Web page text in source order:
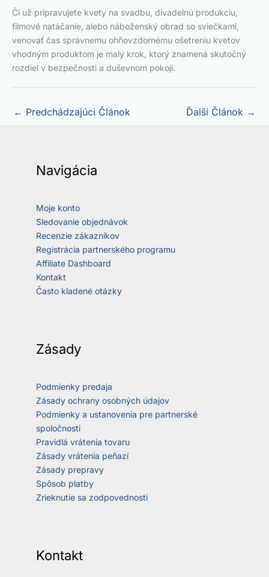
Či už pripravujete kvety na svadbu, divadelnú produkciu,
filmové natáčanie, alebo náboženský obrad so sviečkami,
venovať čas správnemu ohňovzdornému ošetreniu kvetov
vhodným produktom je malý krok, ktorý znamená skutočný
rozdiel v bezpečnosti a duševnom pokoji.
← Predchádzajúci Článok Ďalší Článok →
Navigácia
Moje konto
Sledovanie objednávok
Recenzie zákazníkov
Registrácia partnerského programu
Affiliate Dashboard
Kontakt
Často kladené otázky
Zásady
Podmienky predaja
Zásady ochrany osobných údajov
Podmienky a ustanovenia pre partnerské
spoločnosti
Pravidlá vrátenia tovaru
Zásady vrátenia peňazí
Zásady prepravy
Spôsob platby
Zrieknutie sa zodpovednosti
Kontakt